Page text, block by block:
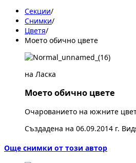
Секции/
Снимки/
Цветя/
Моето обично цвете
на Ласка
Моето обично цвете
Очарованието на южните
Създадена на 06.09.2014 г.
Още снимки от този автор